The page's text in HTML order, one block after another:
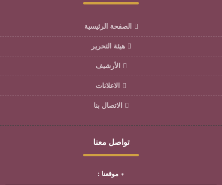
الصفحة الرئيسية
هيئة التحرير
الأرشيف
الاعلانات
الاتصال بنا
تواصل معنا
موقعنا :